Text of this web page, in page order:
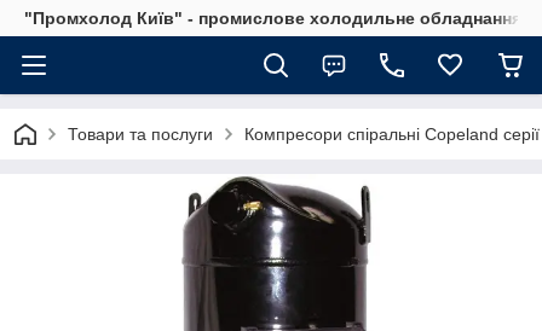
"Промхолод Київ" - промислове холодильне обладнання.
Товари та послуги Компресори спіральні Copeland